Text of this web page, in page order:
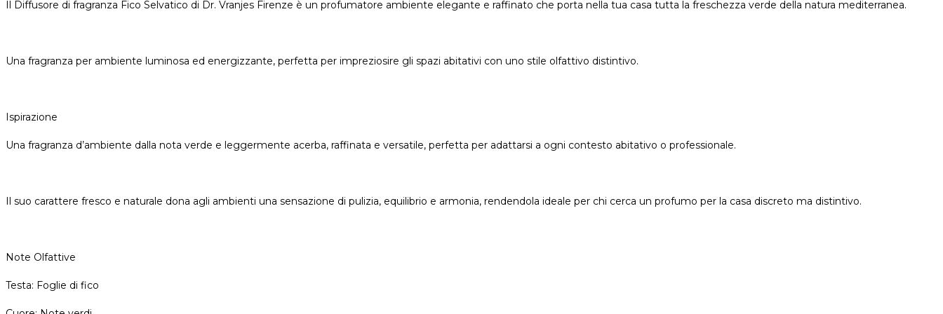
Il Diffusore di fragranza Fico Selvatico di Dr. Vranjes Firenze è un profumatore ambiente elegante e raffinato che porta nella tua casa tutta la freschezza verde della natura mediterranea.
Una fragranza per ambiente luminosa ed energizzante, perfetta per impreziosire gli spazi abitativi con uno stile olfattivo distintivo.
Ispirazione
Una fragranza d’ambiente dalla nota verde e leggermente acerba, raffinata e versatile, perfetta per adattarsi a ogni contesto abitativo o professionale.
Il suo carattere fresco e naturale dona agli ambienti una sensazione di pulizia, equilibrio e armonia, rendendola ideale per chi cerca un profumo per la casa discreto ma distintivo.
Note Olfattive
Testa: Foglie di fico